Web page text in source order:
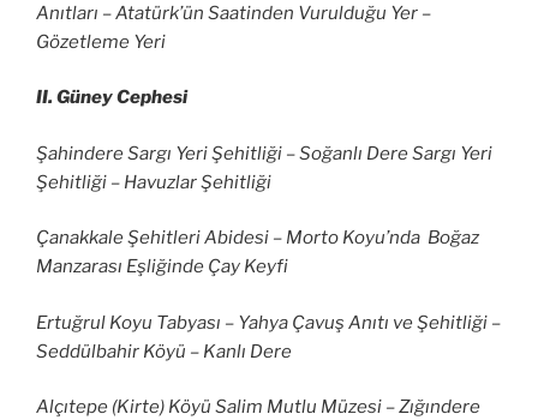
Anıtları – Atatürk’ün Saatinden Vurulduğu Yer –
Gözetleme Yeri
II. Güney Cephesi
Şahindere Sargı Yeri Şehitliği – Soğanlı Dere Sargı Yeri
Şehitliği – Havuzlar Şehitliği
Çanakkale Şehitleri Abidesi – Morto Koyu’nda Boğaz
Manzarası Eşliğinde Çay Keyfi
Ertuğrul Koyu Tabyası – Yahya Çavuş Anıtı ve Şehitliği –
Seddülbahir Köyü – Kanlı Dere
Alçıtepe (Kirte) Köyü Salim Mutlu Müzesi – Zığındere